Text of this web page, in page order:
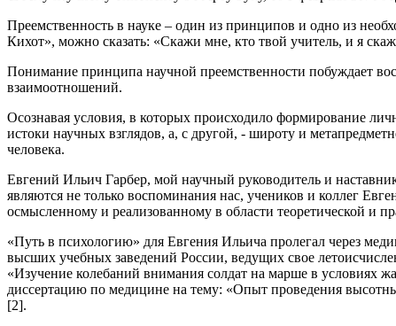
Преемственность в науке – один из принципов и одно из
Кихот», можно сказать: «Скажи мне, кто твой учитель, и я
Понимание принципа научной преемственности побуждает
взаимоотношений.
Осознавая условия, в которых происходило формирование
истоки научных взглядов, а, с другой, - широту и
человека.
Евгений Ильич Гарбер, мой научный руководитель и
являются не только воспоминания нас, учеников и коллег
осмысленному и реализованному в области теоретической и
«Путь в психологию» для Евгения Ильича пролегал через
высших учебных заведений России, ведущих свое
«Изучение колебаний внимания солдат на марше в условиях
диссертацию по медицине на тему: «Опыт проведения
[2].